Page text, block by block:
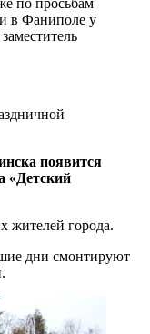
и в Фаниполе у
появится
«Детский
жителей города.
дни смонтируют